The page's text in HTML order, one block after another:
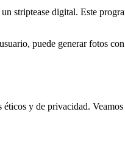
striptease digital. Este
puede generar fotos
y de privacidad.